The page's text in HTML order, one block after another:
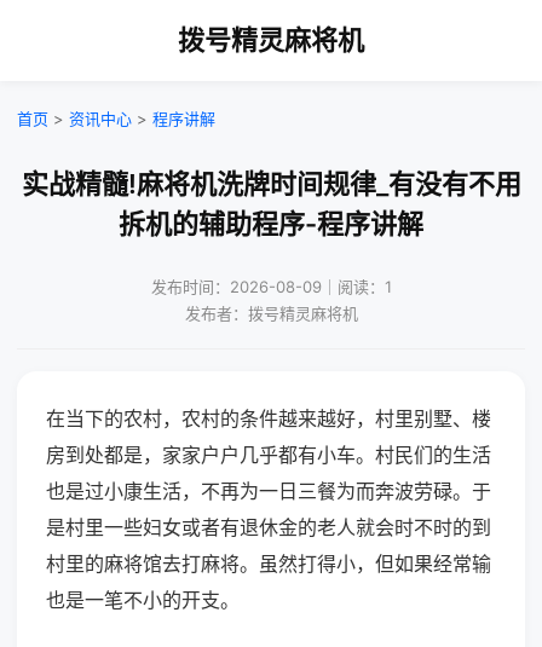
拨号精灵麻将机
首页 > 资讯中心 > 程序讲解
实战精髓!麻将机洗牌时间规律_有没有不用
拆机的辅助程序-程序讲解
发布时间：2026-08-09｜阅读：1
发布者：拨号精灵麻将机
在当下的农村，农村的条件越来越好，村里别墅、楼
房到处都是，家家户户几乎都有小车。村民们的生活
也是过小康生活，不再为一日三餐为而奔波劳碌。于
是村里一些妇女或者有退休金的老人就会时不时的到
村里的麻将馆去打麻将。虽然打得小，但如果经常输
也是一笔不小的开支。